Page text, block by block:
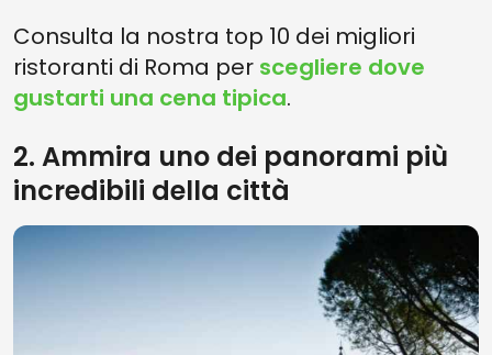
Consulta la nostra top 10 dei migliori
ristoranti di Roma per scegliere dove
gustarti una cena tipica.
2. Ammira uno dei panorami più
incredibili della città